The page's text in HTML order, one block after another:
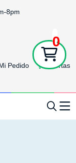
8pm
Pedido Ofertas
0